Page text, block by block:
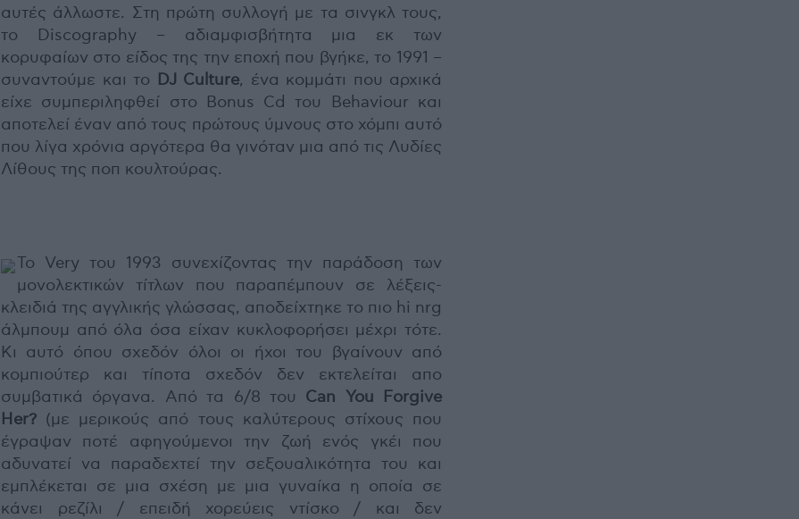
αυτές άλλωστε. Στη πρώτη συλλογή με τα σινγκλ τους,
το Discography – αδιαμφισβήτητα μια εκ των
κορυφαίων στο είδος της την εποχή που βγήκε, το 1991 –
συναντούμε και το
DJ Culture, ένα κομμάτι που αρχικά
είχε συμπεριληφθεί στο Bonus Cd του Behaviour και
αποτελεί έναν από τους πρώτους ύμνους στο χόμπι αυτό
που λίγα χρόνια αργότερα θα γινόταν μια από τις Λυδίες
Λίθους της ποπ κουλτούρας.
Το Very του 1993 συνεχίζοντας την παράδοση των
μονολεκτικών τίτλων που παραπέμπουν σε λέξεις-
κλειδιά της αγγλικής γλώσσας, αποδείχτηκε το πιο hi nrg
άλμπουμ από όλα όσα είχαν κυκλοφορήσει μέχρι τότε.
Κι αυτό όπου σχεδόν όλοι οι ήχοι του βγαίνουν από
κομπιούτερ και τίποτα σχεδόν δεν εκτελείται απο
συμβατικά όργανα. Από τα 6/8 του Can You Forgive
Her? (με μερικούς από τους καλύτερους στίχους που
έγραψαν ποτέ αφηγούμενοι την ζωή ενός γκέι που
αδυνατεί να παραδεχτεί την σεξουαλικότητα του και
εμπλέκεται σε μια σχέση με μια γυναίκα η οποία σε
κάνει ρεζίλι / επειδή χορεύεις ντίσκο / και δεν